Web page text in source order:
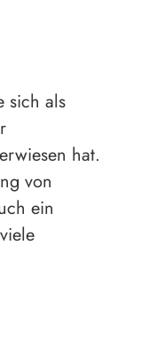
sich als
hat.
von
ein